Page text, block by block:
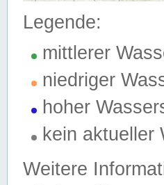
Legende:
mittlerer
niedriger
hoher
kein aktueller
Weitere